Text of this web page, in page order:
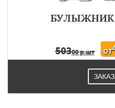
50300 р.шт ОТ